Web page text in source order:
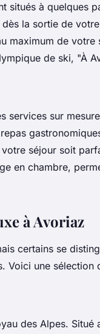
situés à quelques
la sortie de
maximum de votre
de ski, "À
services sur
séjour soit
en chambre,
à Avoriaz
certains se
Voici une sélection
des Alpes.